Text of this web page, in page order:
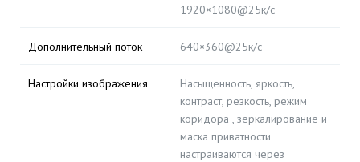
1920×1080@25к/с
Дополнительный поток 640×360@25к/с
Настройки изображения
Насыщенность, яркость,
контраст, резкость, режим
коридора , зеркалирование и
маска приватности
настраиваются через